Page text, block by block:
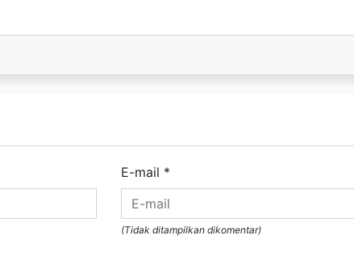
E-mail *
(Tidak ditampilkan dikomentar)